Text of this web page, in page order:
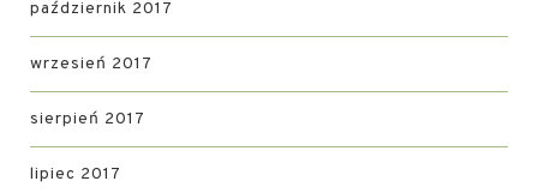
październik 2017
wrzesień 2017
sierpień 2017
lipiec 2017